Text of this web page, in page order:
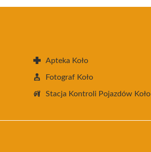
Apteka Koło
Fotograf Koło
Stacja Kontroli Pojazdów Koło